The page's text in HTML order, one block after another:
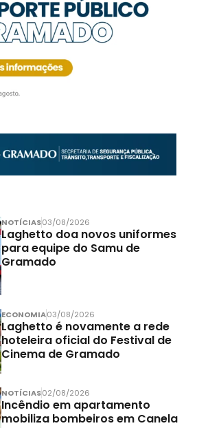
NOTÍCIAS03/08/2026
Laghetto doa novos uniformes
para equipe do Samu de
Gramado
ECONOMIA03/08/2026
Laghetto é novamente a rede
hoteleira oficial do Festival de
Cinema de Gramado
NOTÍCIAS02/08/2026
Incêndio em apartamento
mobiliza bombeiros em Canela